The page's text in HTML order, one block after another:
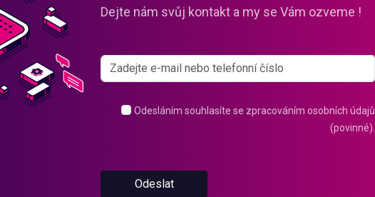
Dejte nám svůj kontakt a my se Vám ozveme !
Odesláním souhlasíte se zpracováním osobních údajů
(povinné).
Odeslat